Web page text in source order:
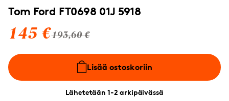
Tom Ford FT0698 01J 5918
145 €193,60 €
Lisää ostoskoriin
Lähetetään 1-2 arkipäivässä